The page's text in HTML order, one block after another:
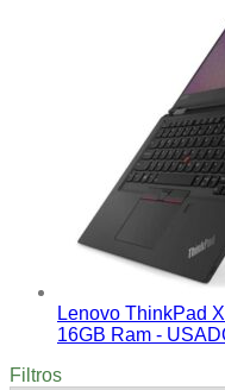
Lenovo ThinkPad
16GB Ram -
Filtros